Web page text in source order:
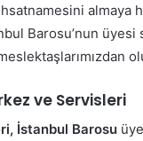
almaya
Barosu’nun
ve Servisleri
İstanbul Barosu